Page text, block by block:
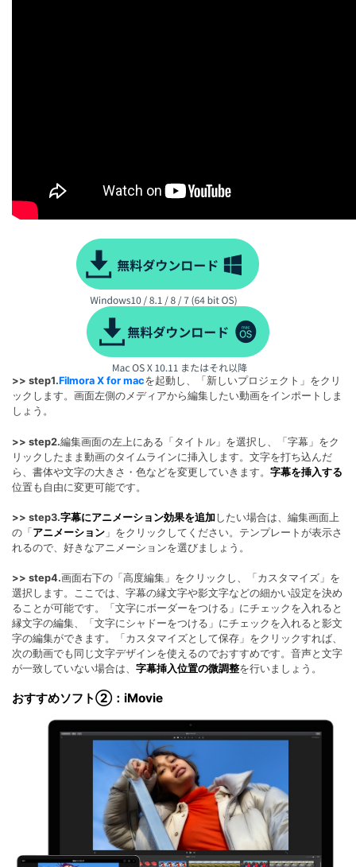
>> step1.Filmora X for macを起動し、「新しいプロジェクト」をクリ
ックします。画面左側のメディアから編集したい動画をインポートしま
しょう。
>> step2.編集画面の左上にある「タイトル」を選択し、「字幕」をク
リックしたまま動画のタイムラインに挿入します。文字を打ち込んだ
ら、書体や文字の大きさ・色などを変更していきます。 字幕を挿入する
位置も自由に変更可能です。
>> step3.字幕にアニメーション効果を追加したい場合は、編集画面上
の「 アニメーション 」をクリックしてください。テンプレートが表示さ
れるので、好きなアニメーションを選びましょう。
>> step4.画面右下の「高度編集」をクリックし、「カスタマイズ」を
選択します。ここでは、字幕の縁文字や影文字などの細かい設定を決め
ることが可能です。「文字にボーダーをつける」にチェックを入れると
縁文字の編集、「文字にシャドーをつける」にチェックを入れると影文
字の編集ができます。「カスタマイズとして保存」をクリックすれば、
次の動画でも同じ文字デザインを使えるのでおすすめです。音声と文字
が一致していない場合は、 字幕挿入位置の微調整を行いましょう。
おすすめソフト②：iMovie